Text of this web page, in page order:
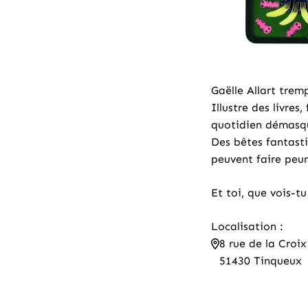
Gaëlle Allart
Illustre des livres,
quotidien
Des bêtes
peuvent faire
Et toi, que vois-tu
Localisation :
8 rue de la
51430 Tinqueux